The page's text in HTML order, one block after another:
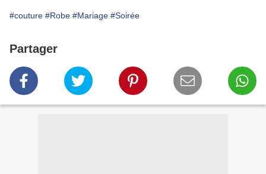
#couture #Robe #Mariage #Soirée
Partager